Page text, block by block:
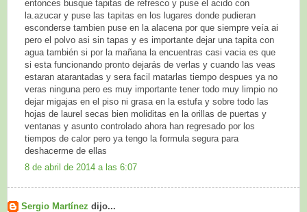
entonces busque tapitas de refresco y puse el acido con
la.azucar y puse las tapitas en los lugares donde pudieran
esconderse tambien puse en la alacena por que siempre veía ai
pero el polvo asi sin tapas y es importante dejar una tapita con
agua también si por la mañana la encuentras casi vacia es que
si esta funcionando pronto dejarás de verlas y cuando las veas
estaran atarantadas y sera facil matarlas tiempo despues ya no
veras ninguna pero es muy importante tener todo muy limpio no
dejar migajas en el piso ni grasa en la estufa y sobre todo las
hojas de laurel secas bien moliditas en la orillas de puertas y
ventanas y asunto controlado ahora han regresado por los
tiempos de calor pero ya tengo la formula segura para
deshacerme de ellas
8 de abril de 2014 a las 6:07
Sergio Martínez dijo...